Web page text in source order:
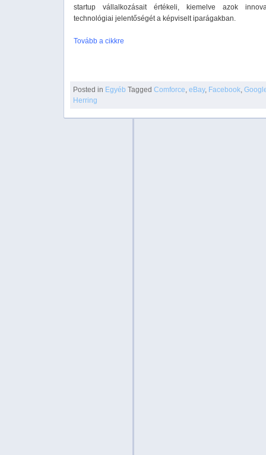
startup vállalkozásait értékeli, kiemelve azok
technológiai jelentőségét a képviselt iparágakban.
Tovább a cikkre
Posted in Egyéb Tagged Comforce,eBay, Facebook,
Herring